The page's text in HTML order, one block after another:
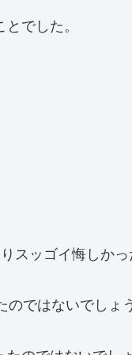
でした。
スッゴイ悔しかっ
ではないでしょ